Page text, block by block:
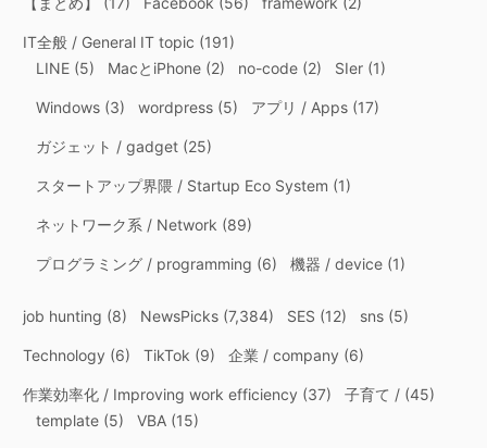
IT全般 / General IT topic (191)
LINE(5) MacとiPhone(2) no-code(2) SIer(1)
Windows(3) wordpress(5) アプリ / Apps(17)
ガジェット / gadget(25)
スタートアップ界隈 / Startup Eco System (1)
ネットワーク系 / Network (89)
プログラミング / programming (6) 機器 / device(1)
job hunting (8) NewsPicks(7,384) SES (12) sns(5)
Technology (6) TikTok (9) 企業 / company (6)
作業効率化 / Improving work efficiency (37)
template(5) VBA(15)
子育て /(45)